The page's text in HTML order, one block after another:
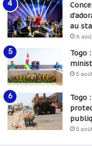
au
6
Togo
5
Togo
5